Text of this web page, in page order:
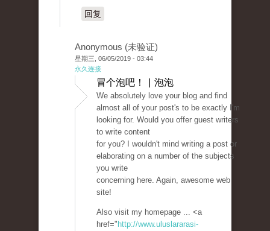
回复
Anonymous (未验证)
星期三, 06/05/2019 - 03:44
永久连接
冒个泡吧！ | 泡泡
We absolutely love your blog and find
almost all of your post's to be exactly I'm
looking for. Would you offer guest writers
to write content
for you? I wouldn't mind writing a post or
elaborating on a number of the subjects
you write
concerning here. Again, awesome web
site!
Also visit my homepage ... <a
href=" http://www.uluslararasi-